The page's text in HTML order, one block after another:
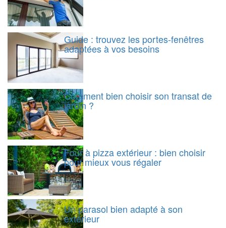
Guide : trouvez les portes-fenêtres
adaptées à vos besoins
Comment bien choisir son transat de
jardin ?
Four à pizza extérieur : bien choisir
pour mieux vous régaler
Un parasol bien adapté à son
extérieur